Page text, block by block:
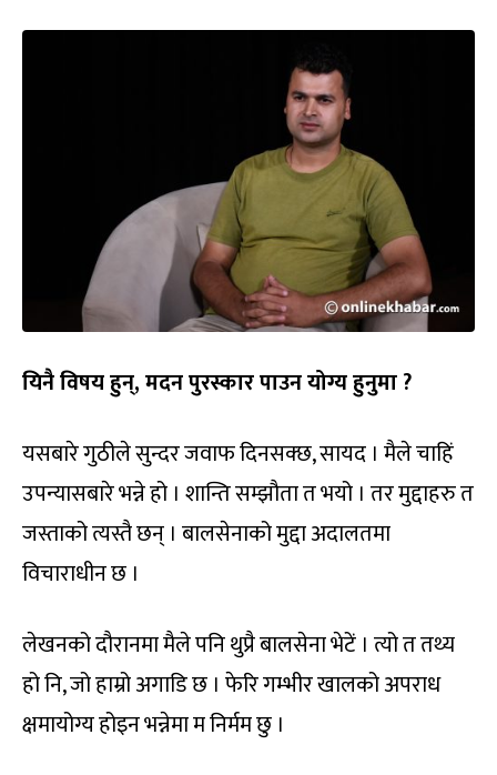
यिनै विषय हुन्, मदन पुरस्कार पाउन योग्य हुनुमा ?
यसबारे गुठीले सुन्दर जवाफ दिनसक्छ, सायद । मैले चाहिं
उपन्यासबारे भन्ने हो । शान्ति सम्झौता त भयो । तर मुद्दाहरु त
जस्ताको त्यस्तै छन् । बालसेनाको मुद्दा अदालतमा
विचाराधीन छ ।
लेखनको दौरानमा मैले पनि थुप्रै बालसेना भेटें । त्यो त तथ्य
हो नि, जो हाम्रो अगाडि छ । फेरि गम्भीर खालको अपराध
क्षमायोग्य होइन भन्नेमा म निर्मम छु ।